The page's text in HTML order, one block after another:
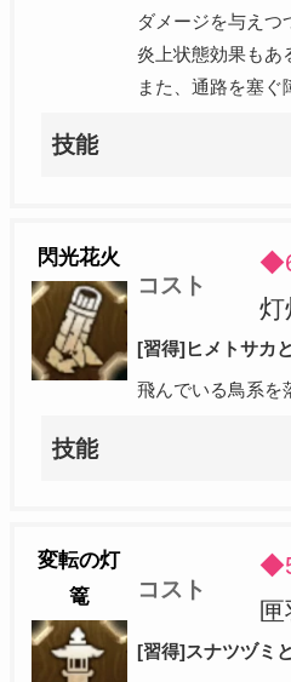
ダメージを与えつ
炎上状態効果もあ
また、通路を塞ぐ
技能
閃光花火
コスト
灯
[習得]ヒメトサカ
飛んでいる鳥系を
技能
変転の灯
篭
コスト
[習得]スナツヅミ